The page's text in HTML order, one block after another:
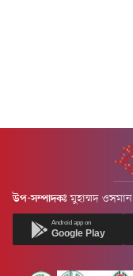
উপ-সম্পাদকঃ মুহাম্মদ ওসমান
Android app on
Google Play